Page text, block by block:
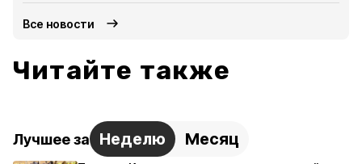
Все новости
Читайте также
Лучшее за Неделю Месяц